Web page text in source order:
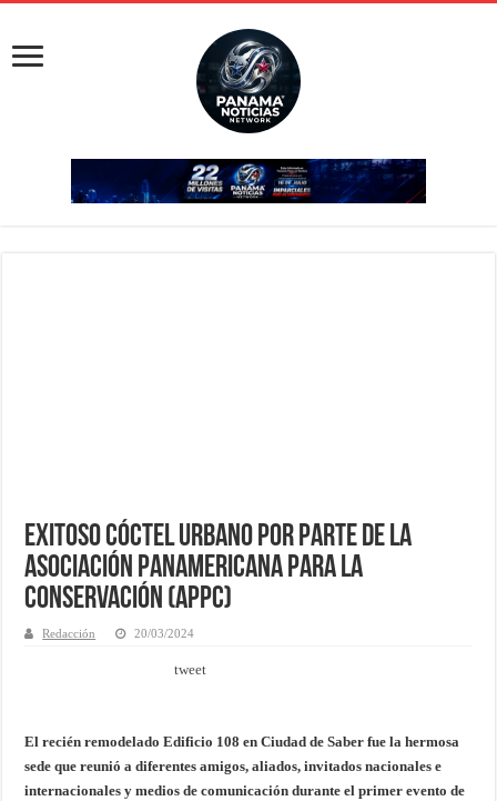
Exitoso cóctel urbano por parte de la
Asociación Panamericana para la
Conservación (APPC)
Redacción 20/03/2024
tweet
El recién remodelado Edificio 108 en Ciudad de Saber fue la hermosa
sede que reunió a diferentes amigos, aliados, invitados nacionales e
internacionales y medios de comunicación durante el primer evento de